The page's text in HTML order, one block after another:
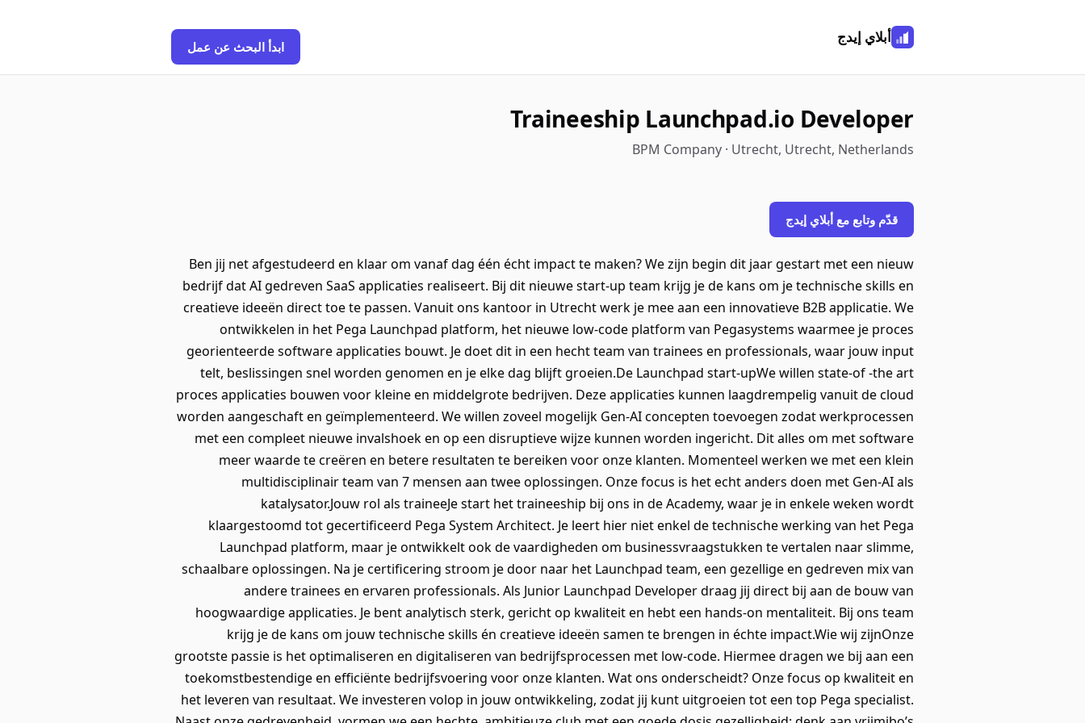
أبلاي إيدج
ابدأ البحث عن عمل
Traineeship Launchpad.io Developer
BPM Company · Utrecht, Utrecht, Netherlands
قدّم وتابع مع أبلاي إيدج
Ben jij net afgestudeerd en klaar om vanaf dag één écht impact te maken? We zijn begin dit jaar gestart met een nieuw
bedrijf dat AI gedreven SaaS applicaties realiseert. Bij dit nieuwe start-up team krijg je de kans om je technische skills en
creatieve ideeën direct toe te passen. Vanuit ons kantoor in Utrecht werk je mee aan een innovatieve B2B applicatie. We
ontwikkelen in het Pega Launchpad platform, het nieuwe low-code platform van Pegasystems waarmee je proces
georienteerde software applicaties bouwt. Je doet dit in een hecht team van trainees en professionals, waar jouw input
telt, beslissingen snel worden genomen en je elke dag blijft groeien.De Launchpad start-upWe willen state-of -the art
proces applicaties bouwen voor kleine en middelgrote bedrijven. Deze applicaties kunnen laagdrempelig vanuit de cloud
worden aangeschaft en geïmplementeerd. We willen zoveel mogelijk Gen-AI concepten toevoegen zodat werkprocessen
met een compleet nieuwe invalshoek en op een disruptieve wijze kunnen worden ingericht. Dit alles om met software
meer waarde te creëren en betere resultaten te bereiken voor onze klanten. Momenteel werken we met een klein
multidisciplinair team van 7 mensen aan twee oplossingen. Onze focus is het echt anders doen met Gen-AI als
katalysator.Jouw rol als traineeJe start het traineeship bij ons in de Academy, waar je in enkele weken wordt
klaargestoomd tot gecertificeerd Pega System Architect. Je leert hier niet enkel de technische werking van het Pega
Launchpad platform, maar je ontwikkelt ook de vaardigheden om businessvraagstukken te vertalen naar slimme,
schaalbare oplossingen. Na je certificering stroom je door naar het Launchpad team, een gezellige en gedreven mix van
andere trainees en ervaren professionals. Als Junior Launchpad Developer draag jij direct bij aan de bouw van
hoogwaardige applicaties. Je bent analytisch sterk, gericht op kwaliteit en hebt een hands-on mentaliteit. Bij ons team
krijg je de kans om jouw technische skills én creatieve ideeën samen te brengen in échte impact.Wie wij zijnOnze
grootste passie is het optimaliseren en digitaliseren van bedrijfsprocessen met low-code. Hiermee dragen we bij aan een
toekomstbestendige en efficiënte bedrijfsvoering voor onze klanten. Wat ons onderscheidt? Onze focus op kwaliteit en
het leveren van resultaat. We investeren volop in jouw ontwikkeling, zodat jij kunt uitgroeien tot een top Pega specialist.